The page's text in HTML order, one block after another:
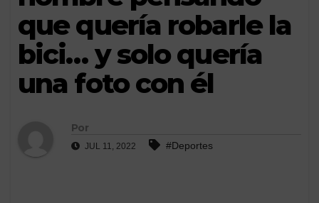
que quería robarle la
bici… y solo quería
una foto con él
Por
JUL 11, 2022 #Deportes